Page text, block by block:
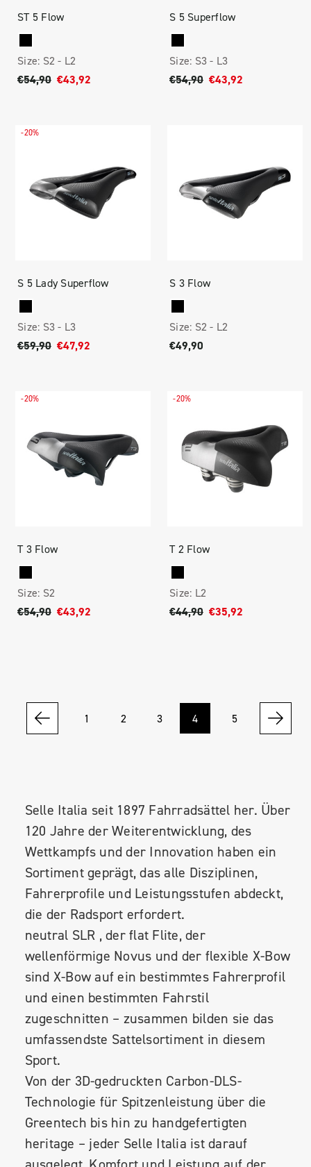
ST 5 Flow
Size: S2 - L2
€54,90 €43,92
S 5 Superflow
Size: S3 - L3
€54,90 €43,92
-20%
S 5 Lady Superflow
Size: S3 - L3
€59,90 €47,92
S 3 Flow
Size: S2 - L2
€49,90
-20%
T 3 Flow
Size: S2
€54,90 €43,92
-20%
T 2 Flow
Size: L2
€44,90 €35,92
1 2 3 4 5
Selle Italia seit 1897 Fahrradsättel her. Über
120 Jahre der Weiterentwicklung, des
Wettkampfs und der Innovation haben ein
Sortiment geprägt, das alle Disziplinen,
Fahrerprofile und Leistungsstufen abdeckt,
die der Radsport erfordert.
neutral SLR , der flat Flite, der
wellenförmige Novus und der flexible X-Bow
sind X-Bow auf ein bestimmtes Fahrerprofil
und einen bestimmten Fahrstil
zugeschnitten – zusammen bilden sie das
umfassendste Sattelsortiment in diesem
Sport.
Von der 3D-gedruckten Carbon-DLS-
Technologie für Spitzenleistung über die
Greentech bis hin zu handgefertigten
heritage – jeder Selle Italia ist darauf